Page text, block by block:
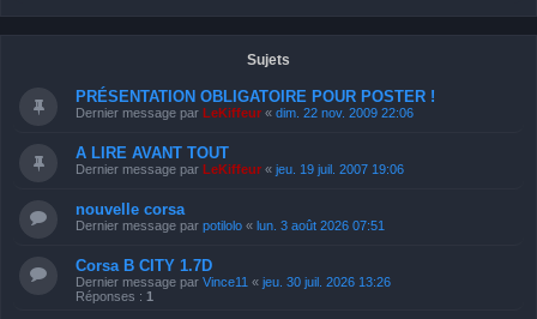
Sujets
PRÉSENTATION OBLIGATOIRE POUR POSTER !
Dernier message par LeKiffeur « dim. 22 nov. 2009 22:06
A LIRE AVANT TOUT
Dernier message par LeKiffeur « jeu. 19 juil. 2007 19:06
nouvelle corsa
Dernier message par potilolo « lun. 3 août 2026 07:51
Corsa B CITY 1.7D
Dernier message par Vince11 « jeu. 30 juil. 2026 13:26
Réponses : 1